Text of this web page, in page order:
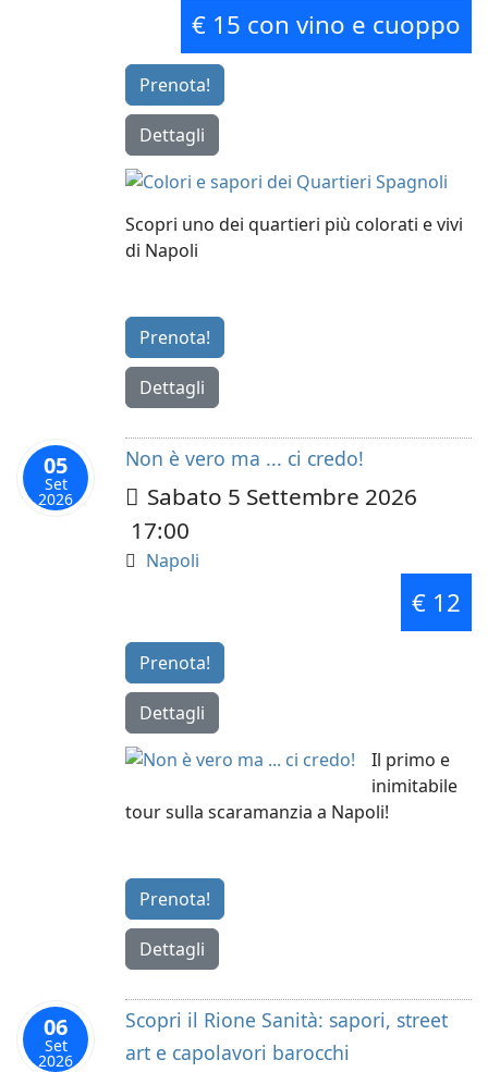
€ 15 con vino e cuoppo
Prenota!
Dettagli
Scopri uno dei quartieri più colorati e vivi
di Napoli
Prenota!
Dettagli
05
Set
2026
Non è vero ma ... ci credo!
Sabato 5 Settembre 2026
17:00
Napoli
€ 12
Prenota!
Dettagli
Il primo e
inimitabile
tour sulla scaramanzia a Napoli!
Prenota!
Dettagli
06
Set
2026
Scopri il Rione Sanità: sapori, street
art e capolavori barocchi